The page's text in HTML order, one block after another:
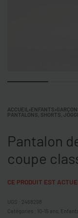
ACCUEIL ›ENFANTS›
PANTALONS, SHORTS,
Pantalon
coupe
CE PRODUIT EST
2468298
Catégories :
10-15 ans